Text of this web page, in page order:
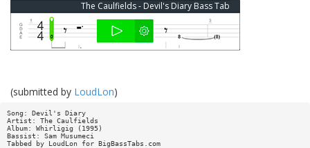
The Caulfields - Devil's Diary Bass Tab
(submitted by LoudLon)
Song: Devil's Diary
Artist: The Caulfields
Album: Whirligig (1995)
Bassist: Sam Musumeci
Tabbed by LoudLon for BigBassTabs.com